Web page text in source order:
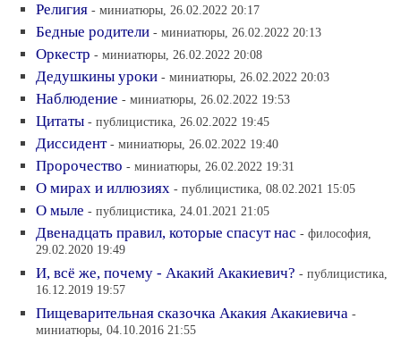
Религия - миниатюры, 26.02.2022 20:17
Бедные родители - миниатюры, 26.02.2022 20:13
Оркестр - миниатюры, 26.02.2022 20:08
Дедушкины уроки - миниатюры, 26.02.2022 20:03
Наблюдение - миниатюры, 26.02.2022 19:53
Цитаты - публицистика, 26.02.2022 19:45
Диссидент - миниатюры, 26.02.2022 19:40
Пророчество - миниатюры, 26.02.2022 19:31
О мирах и иллюзиях - публицистика, 08.02.2021 15:05
О мыле - публицистика, 24.01.2021 21:05
Двенадцать правил, которые спасут нас - философия,
29.02.2020 19:49
И, всё же, почему - Акакий Акакиевич? - публицистика,
16.12.2019 19:57
Пищеварительная сказочка Акакия Акакиевича -
миниатюры, 04.10.2016 21:55